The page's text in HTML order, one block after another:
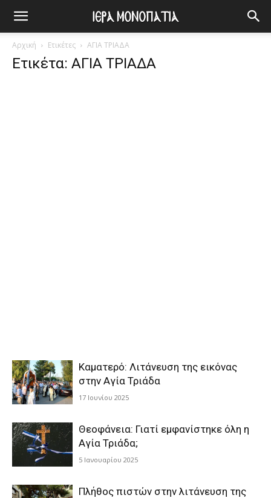
Αρχική Ετικέτες ΑΓΙΑ ΤΡΙΑΔΑ
Ετικέτα: ΑΓΙΑ ΤΡΙΑΔΑ
Καματερό: Λιτάνευση της εικόνας
στην Αγία Τριάδα
17 Ιουνίου 2025
Θεοφάνεια: Γιατί εμφανίστηκε όλη η
Αγία Τριάδα;
5 Ιανουαρίου 2025
Πλήθος πιστών στην λιτάνευση της